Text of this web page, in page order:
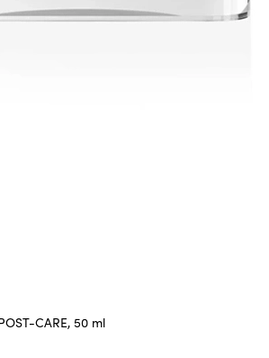
CARE, 50 ml